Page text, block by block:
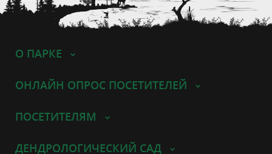
О ПАРКЕ
ОНЛАЙН ОПРОС ПОСЕТИТЕЛЕЙ
ПОСЕТИТЕЛЯМ
ДЕНДРОЛОГИЧЕСКИЙ САД